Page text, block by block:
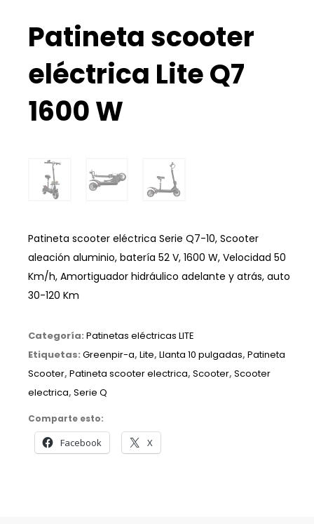
Patineta scooter
eléctrica Lite Q7
1600 W
Patineta scooter eléctrica Serie Q7-10, Scooter
aleación aluminio, batería 52 V, 1600 W, Velocidad 50
Km/h, Amortiguador hidráulico adelante y atrás, auto
30-120 Km
Categoría: Patinetas eléctricas LITE
Etiquetas: Greenpir-a, Lite, Llanta 10 pulgadas, Patineta
Scooter, Patineta scooter electrica, Scooter, Scooter
electrica, Serie Q
Comparte esto:
Facebook X